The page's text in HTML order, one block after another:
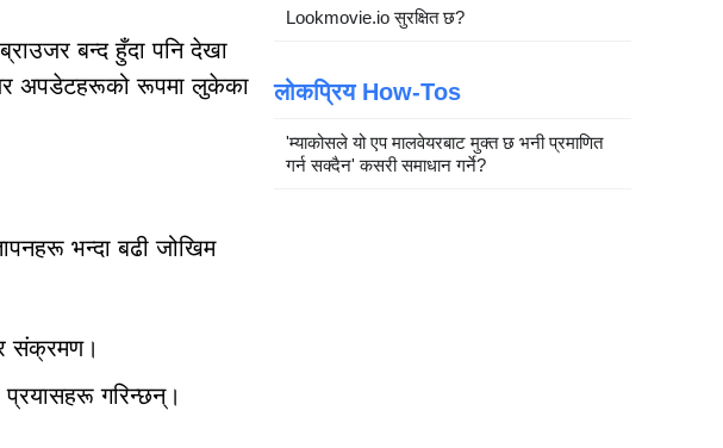
बन्द हुँदा पनि देखा
अपडेटहरूको रूपमा लुकेका
भन्दा बढी जोखिम
संक्रमण।
गरिन्छन्।
Lookmovie.io सुरक्षित छ?
लोकप्रिय How-Tos
'म्याकोसले यो एप मालवेयरबाट मुक्त छ भनी प्रमाणित
गर्न सक्दैन' कसरी समाधान गर्ने?